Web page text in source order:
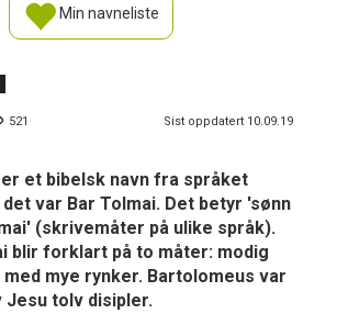
Min navneliste
521 Sist oppdatert 10.09.19
et bibelsk navn fra språket
var Bar Tolmai. Det betyr 'sønn
(skrivemåter på ulike språk).
blir forklart på to måter: modig
mye rynker. Bartolomeus var
Jesu tolv disipler.